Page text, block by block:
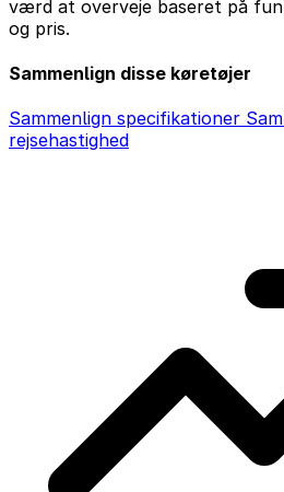
værd at overveje baseret på
og pris.
Sammenlign disse køretøjer
Sammenlign specifikationer
rejsehastighed